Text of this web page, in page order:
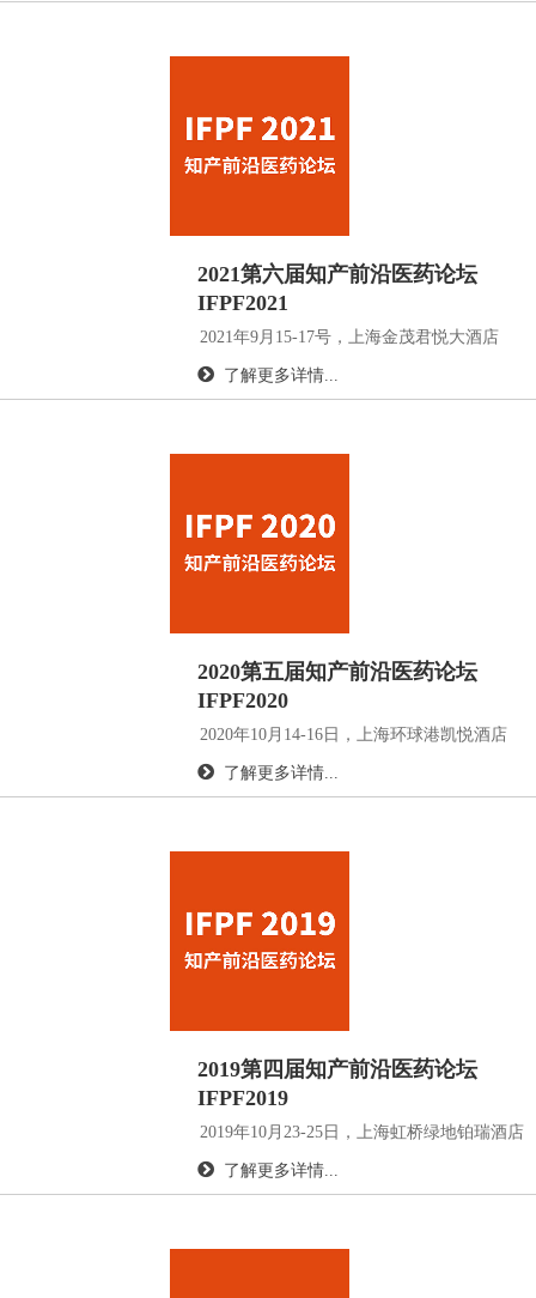
2021第六届知产前沿医药论坛
IFPF2021
2021年9月15-17号，上海金茂君悦大酒店
了解更多详情...
2020第五届知产前沿医药论坛
IFPF2020
2020年10月14-16日，上海环球港凯悦酒店
了解更多详情...
2019第四届知产前沿医药论坛
IFPF2019
2019年10月23-25日，上海虹桥绿地铂瑞酒店
了解更多详情...